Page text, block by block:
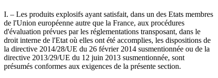
I. – Les produits explosifs ayant satisfait, dans un des Etats membres
de l'Union européenne autre que la France, aux procédures
d'évaluation prévues par les réglementations transposant, dans le
droit interne de l'Etat où elles ont été accomplies, les dispositions de
la directive 2014/28/UE du 26 février 2014 susmentionnée ou de la
directive 2013/29/UE du 12 juin 2013 susmentionnée, sont
présumés conformes aux exigences de la présente section.